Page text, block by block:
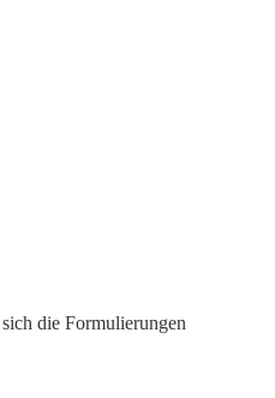
die Formulierungen